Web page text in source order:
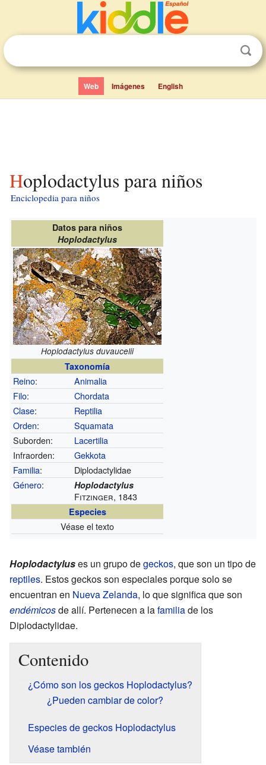
Web Imágenes English
Hoplodactylus para niños
Enciclopedia para niños
Datos para niños
Hoplodactylus
Hoplodactylus duvaucelii
Taxonomía
Reino:
Animalia
Filo:
Chordata
Clase:
Reptilia
Orden:
Squamata
Suborden:
Lacertilia
Infraorden:
Gekkota
Familia:
Diplodactylidae
Género: Hoplodactylus
Fitzinger, 1843
Especies
Véase el texto
Hoplodactyluses un grupo degeckos, que son un tipo de
reptiles. Estos geckos son especiales porque solo se
encuentran en Nueva Zelanda, lo que significa que son
endémicosde allí. Pertenecen a lafamiliade los
Diplodactylidae.
Contenido
¿Cómo son los geckos Hoplodactylus?
¿Pueden cambiar de color?
Especies de geckos Hoplodactylus
Véase también